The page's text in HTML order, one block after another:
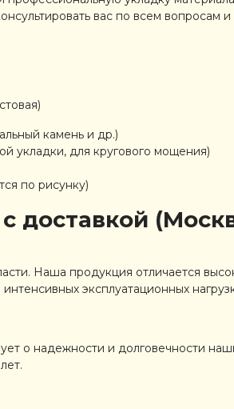
вас по всем вопросам и
камень и др.)
укладки, для кругового мощения)
по рисунку)
доставкой
Наша продукция отличается
эксплуатационных
о надежности и долговечности